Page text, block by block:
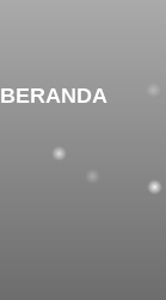
BERANDA